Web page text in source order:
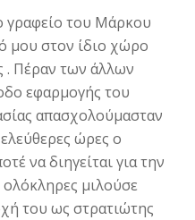
γραφείο του Μάρκου
μου στον ίδιο χώρο
. Πέραν των άλλων
εφαρμογής του
απασχολούμασταν
ώρες ο
να διηγείται για την
μιλούσε
του ως στρατιώτης